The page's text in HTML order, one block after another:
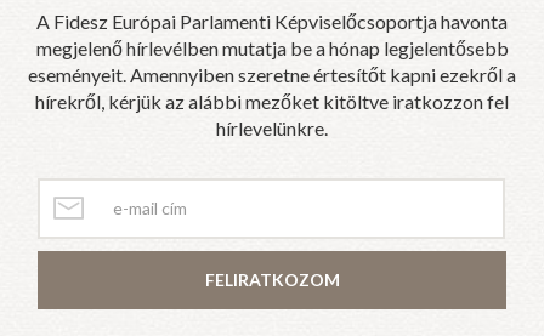
A Fidesz Európai Parlamenti Képviselőcsoportja havonta
megjelenő hírlevélben mutatja be a hónap legjelentősebb
eseményeit. Amennyiben szeretne értesítőt kapni ezekről a
hírekről, kérjük az alábbi mezőket kitöltve iratkozzon fel
hírlevelünkre.
FELIRATKOZOM